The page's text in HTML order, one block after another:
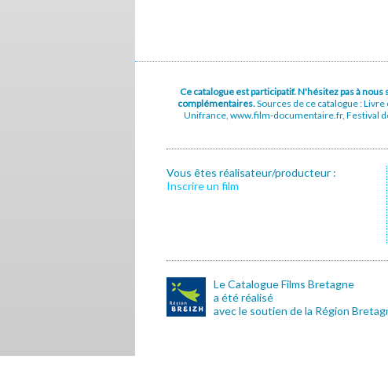
Ce catalogue est participatif. N'hésitez pas à
complémentaires.Sources de ce catalogue :
Unifrance, www.film-documentaire.fr, Festival
Vous êtes réalisateur/producteur :
Inscrire un film
Le Catalogue Films Bretagne
a été réalisé
avec le soutien de la Région